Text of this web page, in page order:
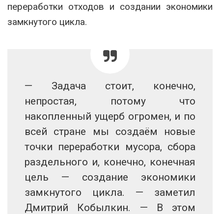
переработки отходов и создании экономики
замкнутого цикла.
— Задача стоит, конечно,
непростая, потому что
накопленный ущерб огромен, и по
всей стране мы создаём новые
точки переработки мусора, сбора
раздельного и, конечно, конечная
цель — создание экономики
замкнутого цикла. — заметил
Дмитрий Кобылкин. — В этом